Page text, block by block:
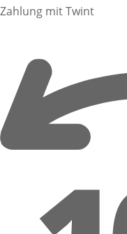
Zahlung mit Twint